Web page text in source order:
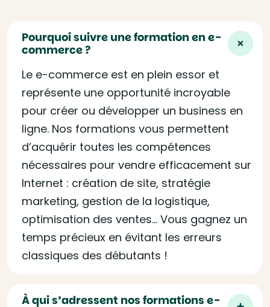
Pourquoi suivre une formation en e-
commerce ?
Le e-commerce est en plein essor et
représente une opportunité incroyable
pour créer ou développer un business en
ligne. Nos formations vous permettent
d’acquérir toutes les compétences
nécessaires pour vendre efficacement sur
Internet : création de site, stratégie
marketing, gestion de la logistique,
optimisation des ventes… Vous gagnez un
temps précieux en évitant les erreurs
classiques des débutants !
À qui s’adressent nos formations e-